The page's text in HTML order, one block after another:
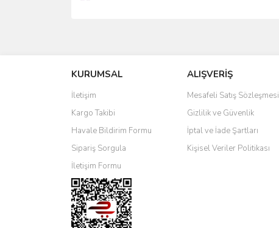
Ürün resmi kalitesiz, bozuk veya görüntülenemiyor.
Ürün açıklamasında eksik bilgiler bulunuyor.
Ürün bilgilerinde hatalar bulunuyor.
Ürün fiyatı diğer sitelerden daha pahalı.
Bu ürüne benzer farklı alternatifler olmalı.
KURUMSAL
İletişim
Kargo Takibi
Havale Bildirim Formu
Sipariş Sorgula
İletişim Formu
ALIŞVERİŞ
Mesafeli Satış Sözleşmesi
Gizlilik ve Güvenlik
İptal ve İade Şartları
Kişisel Veriler Politikası